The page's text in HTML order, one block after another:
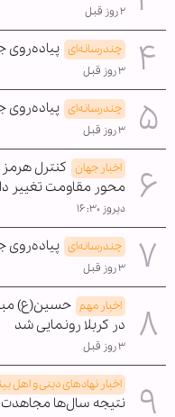
۲ روز قبل
چندرسانه‌ای پیاده‌روی
۳ روز قبل
چندرسانه‌ای پیاده‌روی
۳ روز قبل
اخبار جهان کنترل
محور مقاومت تغییر
دیروز ۱۶:۳۰
چندرسانه‌ای پیاده‌روی
۳ روز قبل
اخبار مهم حسین(ع)
در کربلا رونمایی شد
۳ روز قبل
اخبار نهادهای دینی و اهل
نتیجه سال‌ها مجاهدت